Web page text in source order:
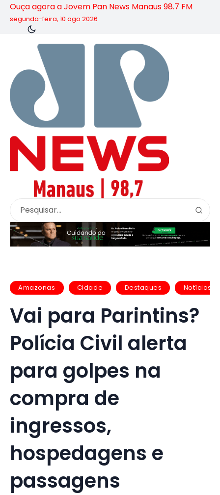
Ouça agora a Jovem Pan News Manaus 98.7 FM
segunda-feira, 10 ago 2026
Amazonas Cidade Destaques Notícias
Vai para Parintins?
Polícia Civil alerta
para golpes na
compra de
ingressos,
hospedagens e
passagens